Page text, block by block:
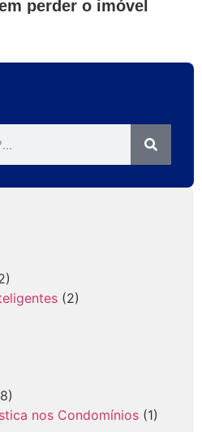
perder o imóvel
(2)
nos Condomínios (1)